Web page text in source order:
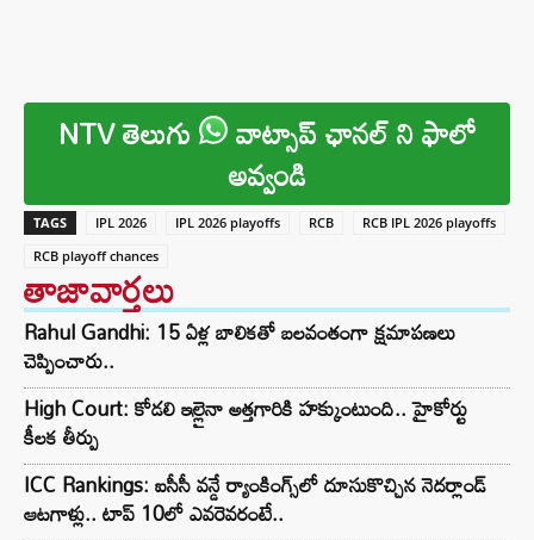
NTV తెలుగు వాట్సాప్ ఛానల్ ని ఫాలో
అవ్వండి
TAGS IPL 2026 IPL 2026 playoffs RCB
RCB IPL 2026 playoffs
RCB playoff chances
తాజావార్తలు
Rahul Gandhi: 15 ఏళ్ల బాలికతో బలవంతంగా క్షమాపణలు
చెప్పించారు..
High Court: కోడలి ఇల్లైనా అత్తగారికి హక్కుంటుంది.. హైకోర్టు
కీలక తీర్పు
ICC Rankings: ఐసీసీ వన్డే ర్యాంకింగ్స్‌లో దూసుకొచ్చిన నెదర్లాండ్
ఆటగాళ్లు.. టాప్ 10లో ఎవరెవరంటే..